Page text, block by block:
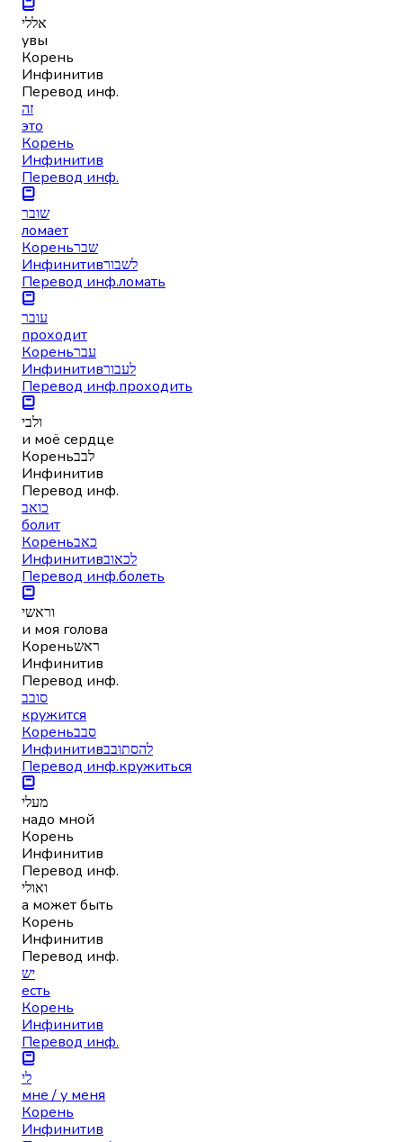
אללי
увы
Корень
Инфинитив
Перевод инф.
זה
это
Корень
Инфинитив
Перевод инф.
שובר
ломает
Кореньשבר
Инфинитивלשבור
Перевод инф.ломать
עובר
проходит
Кореньעבר
Инфинитивלעבור
Перевод инф.проходить
ולבי
и моё сердце
Кореньלבב
Инфинитив
Перевод инф.
כואב
болит
Кореньכאב
Инфинитивלכאוב
Перевод инф.болеть
וראשי
и моя голова
Кореньראש
Инфинитив
Перевод инф.
סובב
кружится
Кореньסבב
Инфинитивלהסתובב
Перевод инф.кружиться
מעלי
надо мной
Корень
Инфинитив
Перевод инф.
ואולי
а может быть
Корень
Инфинитив
Перевод инф.
יש
есть
Корень
Инфинитив
Перевод инф.
לי
мне / у меня
Корень
Инфинитив